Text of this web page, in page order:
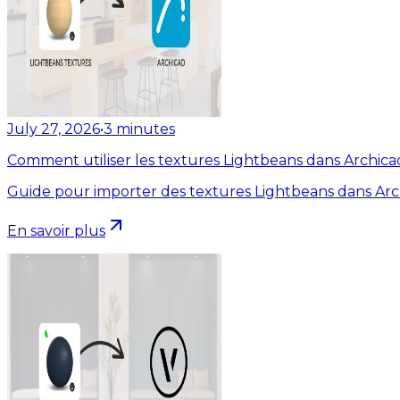
July 27, 2026•3 minutes
Comment utiliser les textures Lightbeans dans
Guide pour importer des textures Lightbeans dans
En savoir plus